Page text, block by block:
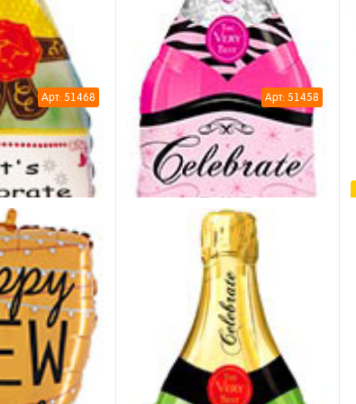
Арт: 51468
Celebrate Now
/ шт
Арт: 51458
Шар Бутылка Celebrate (розовая)
70см
795 ₽/ шт